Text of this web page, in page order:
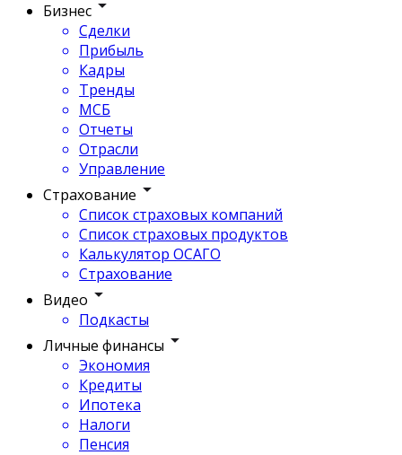
Бизнес
Сделки
Прибыль
Кадры
Тренды
МСБ
Отчеты
Отрасли
Управление
Страхование
Список страховых компаний
Список страховых продуктов
Калькулятор ОСАГО
Страхование
Видео
Подкасты
Личные финансы
Экономия
Кредиты
Ипотека
Налоги
Пенсия